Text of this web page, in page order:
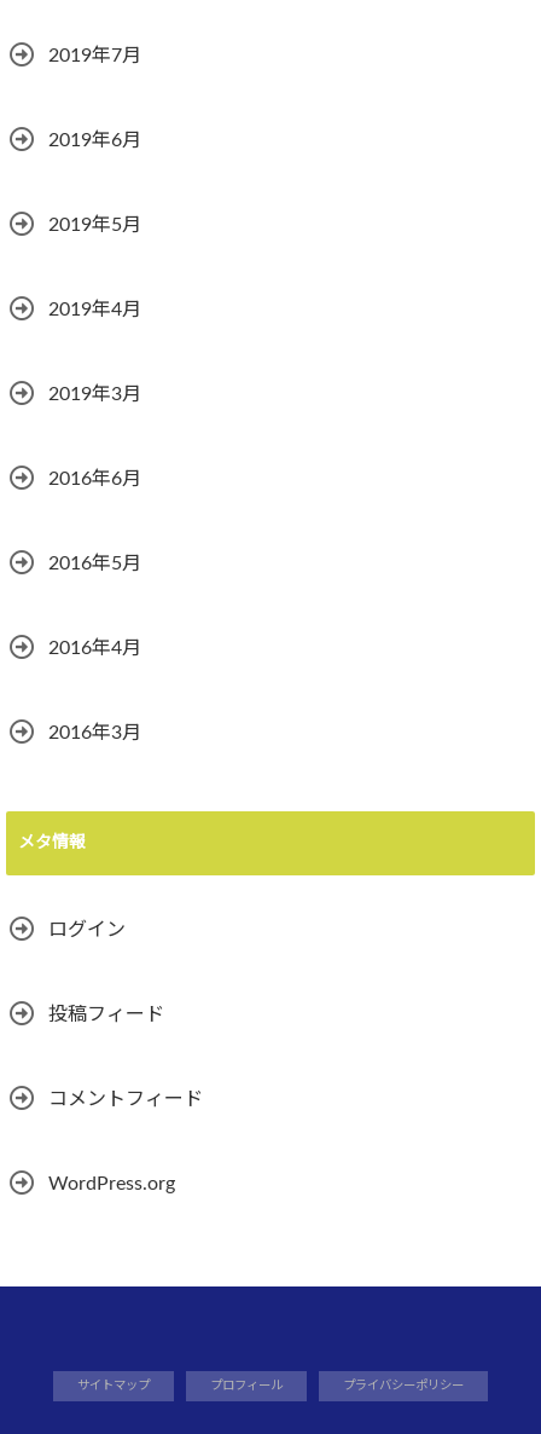
2019年7月
2019年6月
2019年5月
2019年4月
2019年3月
2016年6月
2016年5月
2016年4月
2016年3月
メタ情報
ログイン
投稿フィード
コメントフィード
WordPress.org
サイトマップ プロフィール プライバシーポリシー